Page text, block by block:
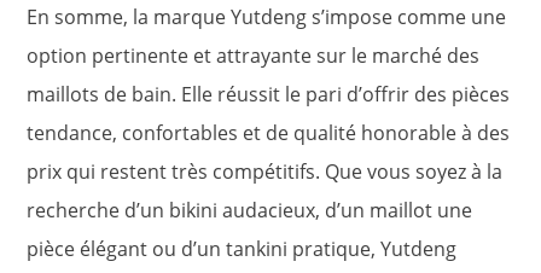
En somme, la marque Yutdeng s’impose comme une
option pertinente et attrayante sur le marché des
maillots de bain. Elle réussit le pari d’offrir des pièces
tendance, confortables et de qualité honorable à des
prix qui restent très compétitifs. Que vous soyez à la
recherche d’un bikini audacieux, d’un maillot une
pièce élégant ou d’un tankini pratique, Yutdeng